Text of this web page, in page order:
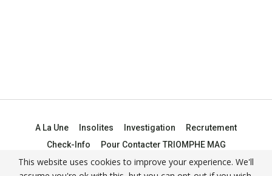
A La Une Insolites Investigation
Recrutement
Check-Info
Pour Contacter TRIOMPHE MAG
This website uses cookies to improve your experience. We'll